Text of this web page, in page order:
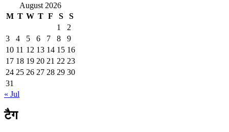
August 2026
M T W T F S
S
1
2
3
4 5 6 7 8
9
10 11 12 13 14 15 16
17 18 19 20 21 22 23
24 25 26 27 28 29 30
31
« Jul
टैग